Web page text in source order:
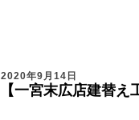
2020年9月14日
【一宮末広店建替え